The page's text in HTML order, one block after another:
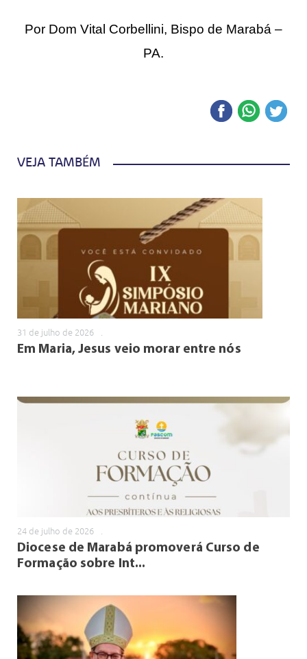
Por Dom Vital Corbellini, Bispo de Marabá –
PA.
VEJA TAMBÉM
31 de julho de 2026 .
Em Maria, Jesus veio morar entre nós
24 de julho de 2026 .
Diocese de Marabá promoverá Curso de
Formação sobre Int...